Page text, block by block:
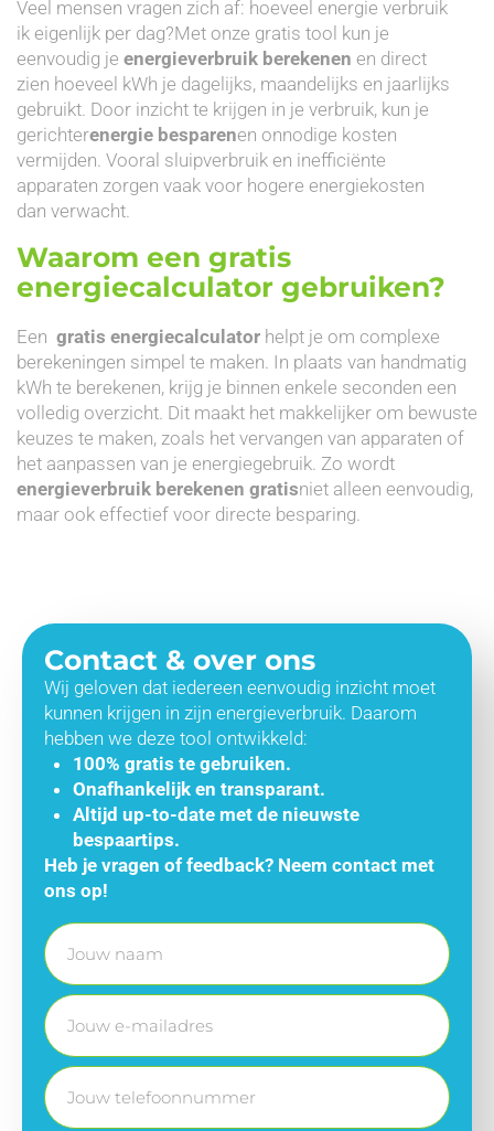
Veel mensen vragen zich af: hoeveel energie verbruik
ik eigenlijk per dag?Met onze gratis tool kun je
eenvoudig je energieverbruik berekenen en direct
zien hoeveel kWh je dagelijks, maandelijks en jaarlijks
gebruikt. Door inzicht te krijgen in je verbruik, kun je
gerichterenergie besparenen onnodige kosten
vermijden. Vooral sluipverbruik en inefficiënte
apparaten zorgen vaak voor hogere energiekosten
dan verwacht.
Waarom een gratis
energiecalculator gebruiken?
Een gratis energiecalculator helpt je om complexe
berekeningen simpel te maken. In plaats van handmatig
kWh te berekenen, krijg je binnen enkele seconden een
volledig overzicht. Dit maakt het makkelijker om bewuste
keuzes te maken, zoals het vervangen van apparaten of
het aanpassen van je energiegebruik. Zo wordt
energieverbruik berekenen gratisniet alleen eenvoudig,
maar ook effectief voor directe besparing.
Contact & over ons
Wij geloven dat iedereen eenvoudig inzicht moet
kunnen krijgen in zijn energieverbruik. Daarom
hebben we deze tool ontwikkeld:
100% gratis te gebruiken.
Onafhankelijk en transparant.
Altijd up-to-date met de nieuwste
bespaartips.
Heb je vragen of feedback? Neem contact met
ons op!